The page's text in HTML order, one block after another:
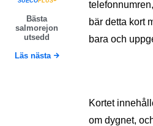
Bästa
salmorejon
utsedd
Läs nästa
bär detta kort
bara och
Kortet
om dygnet,